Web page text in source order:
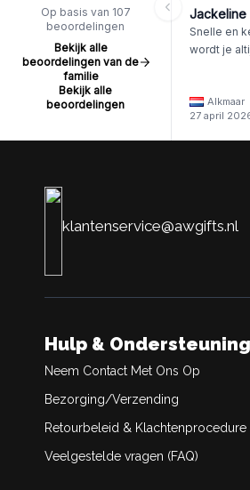
Op basis van 107
beoordelingen
Bekijk alle
beoordelingen van de
familie
Bekijk alle
beoordelingen
Snelle en
wordt je
Alkmaar
27 april
klantenservice@awgifts.nl
Hulp & Ondersteuning
Neem Contact Met Ons Op
Bezorging/Verzending
Retourbeleid & Klachtenprocedure
Veelgestelde vragen (FAQ)